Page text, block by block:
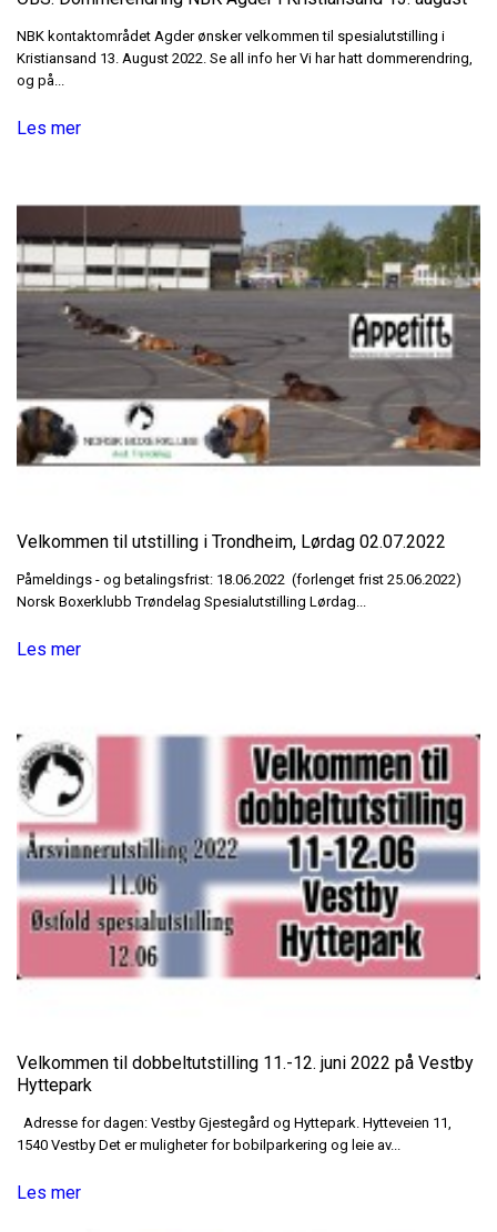
NBK kontaktområdet Agder ønsker velkommen til spesialutstilling i
Kristiansand 13. August 2022. Se all info her Vi har hatt dommerendring,
og på...
Les mer
Velkommen til utstilling i Trondheim, Lørdag 02.07.2022
Påmeldings - og betalingsfrist: 18.06.2022 (forlenget frist 25.06.2022)
Norsk Boxerklubb Trøndelag Spesialutstilling Lørdag...
Les mer
Velkommen til dobbeltutstilling 11.-12. juni 2022 på Vestby
Hyttepark
Adresse for dagen: Vestby Gjestegård og Hyttepark. Hytteveien 11,
1540 Vestby Det er muligheter for bobilparkering og leie av...
Les mer